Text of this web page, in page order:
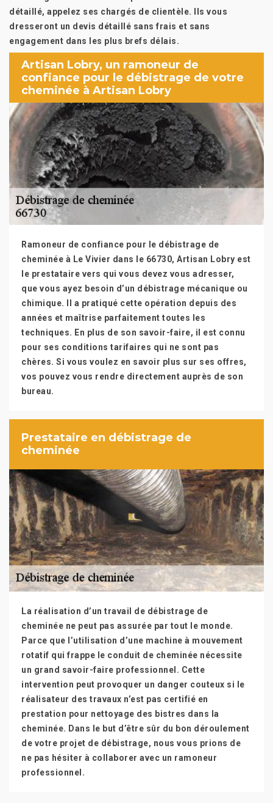
détaillé, appelez ses chargés de clientèle. Ils vous
dresseront un devis détaillé sans frais et sans
engagement dans les plus brefs délais.
Artisan Lobry, un ramoneur de
confiance pour le débistrage de votre
cheminée à Artisan Lobry
Ramoneur de confiance pour le débistrage de
cheminée à Le Vivier dans le 66730, Artisan Lobry est
le prestataire vers qui vous devez vous adresser,
que vous ayez besoin d’un débistrage mécanique ou
chimique. Il a pratiqué cette opération depuis des
années et maîtrise parfaitement toutes les
techniques. En plus de son savoir-faire, il est connu
pour ses conditions tarifaires qui ne sont pas
chères. Si vous voulez en savoir plus sur ses offres,
vos pouvez vous rendre directement auprès de son
bureau.
Prestataire en débistrage de
cheminée
La réalisation d’un travail de débistrage de
cheminée ne peut pas assurée par tout le monde.
Parce que l’utilisation d’une machine à mouvement
rotatif qui frappe le conduit de cheminée nécessite
un grand savoir-faire professionnel. Cette
intervention peut provoquer un danger couteux si le
réalisateur des travaux n’est pas certifié en
prestation pour nettoyage des bistres dans la
cheminée. Dans le but d’être sûr du bon déroulement
de votre projet de débistrage, nous vous prions de
ne pas hésiter à collaborer avec un ramoneur
professionnel.